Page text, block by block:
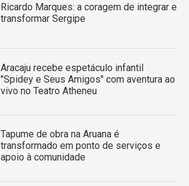
Ricardo Marques: a coragem de integrar e
transformar Sergipe
Aracaju recebe espetáculo infantil
"Spidey e Seus Amigos" com aventura ao
vivo no Teatro Atheneu
Tapume de obra na Aruana é
transformado em ponto de serviços e
apoio à comunidade